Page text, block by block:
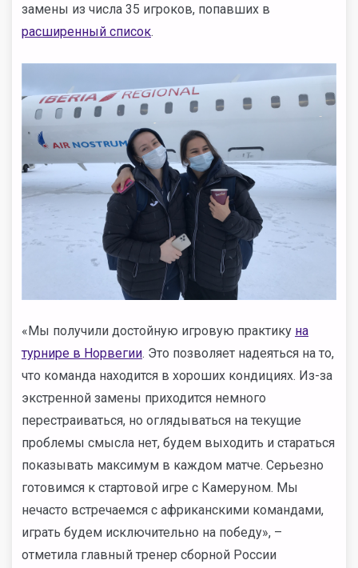
замены из числа 35 игроков, попавших в
расширенный список.
«Мы получили достойную игровую практику на
турнире в Норвегии. Это позволяет надеяться на то,
что команда находится в хороших кондициях. Из-за
экстренной замены приходится немного
перестраиваться, но оглядываться на текущие
проблемы смысла нет, будем выходить и стараться
показывать максимум в каждом матче. Серьезно
готовимся к стартовой игре с Камеруном. Мы
нечасто встречаемся с африканскими командами,
играть будем исключительно на победу», –
отметила главный тренер сборной России